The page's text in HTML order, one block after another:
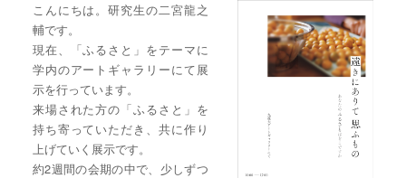
こんにちは。研究生の二宮龍之
輔です。
現在、「ふるさと」をテーマに
学内のアートギャラリーにて展
示を行っています。
来場された方の「ふるさと」を
持ち寄っていただき、共に作り
上げていく展示です。
約2週間の会期の中で、少しずつ